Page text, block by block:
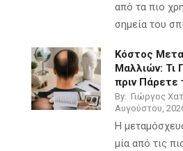
από τα πιο
σημεία του
Κόστος
Μαλλιών: Τι
πριν
By: Γιώργος
Αυγούστου,
Η
μία από τις